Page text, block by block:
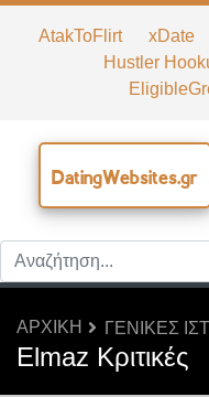
AtakToFlirt xDate
Hustler
DatingWebsites.gr
ΑΡΧΙΚΉ ΓΕΝΙΚΈΣ
Elmaz Κριτικές